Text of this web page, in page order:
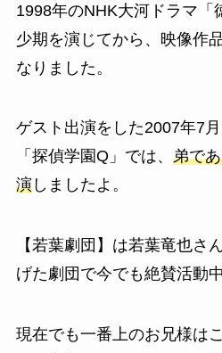
1998年のNHK大河ドラマ「
少期を演じてから、映像作
なりました。
ゲスト出演をした2007年7
「探偵学園Q」では、 弟で
演しましたよ。
【若葉劇団】は若葉竜也さ
げた劇団で今でも絶賛活動
現在でも一番上のお兄様は